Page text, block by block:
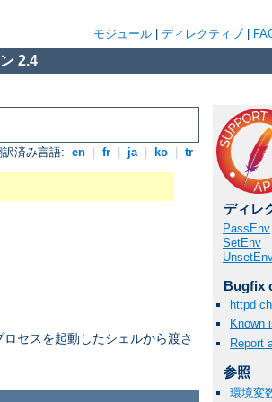
モジュール ディレクティブ
2.4
訳済み言語: en fr ja ko tr
セスを起動したシェルから渡さ
ディレ
PassEnv
SetEnv
Bugfix
httpd
Known
Report
参照
環境変